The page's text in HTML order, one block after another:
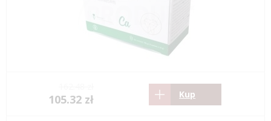
105.32 zł Kup